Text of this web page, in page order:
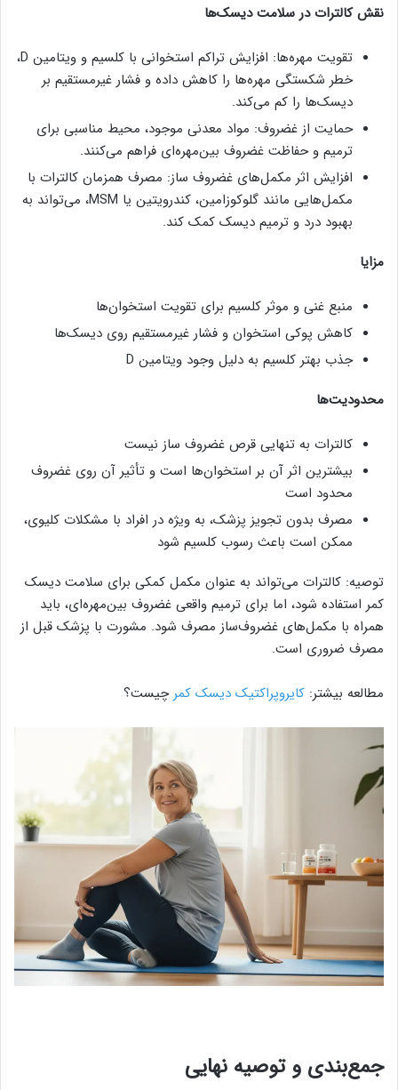
نقش کالترات در سلامت دیسک‌ها
تقویت مهره‌ها: افزایش تراکم استخوانی با کلسیم و ویتامین D،
خطر شکستگی مهره‌ها را کاهش داده و فشار غیرمستقیم بر
دیسک‌ها را کم می‌کند.
حمایت از غضروف: مواد معدنی موجود، محیط مناسبی برای
ترمیم و حفاظت غضروف بین‌مهره‌ای فراهم می‌کنند.
افزایش اثر مکمل‌های غضروف‌ ساز: مصرف همزمان کالترات با
مکمل‌هایی مانند گلوکوزامین، کندرویتین یا MSM، می‌تواند به
بهبود درد و ترمیم دیسک کمک کند.
مزایا
منبع غنی و موثر کلسیم برای تقویت استخوان‌ها
کاهش پوکی استخوان و فشار غیرمستقیم روی دیسک‌ها
جذب بهتر کلسیم به دلیل وجود ویتامین D
محدودیت‌ها
کالترات به تنهایی قرص غضروف‌ ساز نیست
بیشترین اثر آن بر استخوان‌ها است و تأثیر آن روی غضروف
محدود است
مصرف بدون تجویز پزشک، به ویژه در افراد با مشکلات کلیوی،
ممکن است باعث رسوب کلسیم شود
توصیه: کالترات می‌تواند به عنوان مکمل کمکی برای سلامت دیسک
کمر استفاده شود، اما برای ترمیم واقعی غضروف بین‌مهره‌ای، باید
همراه با مکمل‌های غضروف‌ساز مصرف شود. مشورت با پزشک قبل از
مصرف ضروری است.
مطالعه بیشتر: کایروپراکتیک دیسک کمرچیست؟
جمع‌بندی و توصیه نهایی